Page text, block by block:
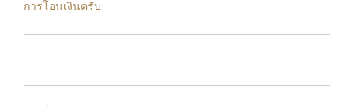
การโอนเงินครับ